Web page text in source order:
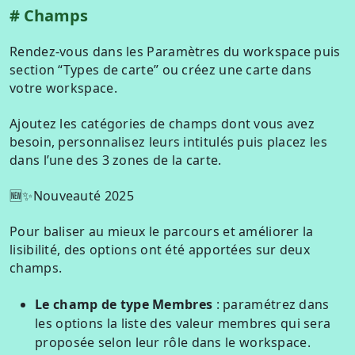
C hamps
Rendez-vous dans les Paramètres du workspace puis
section “Types de carte” ou créez une carte dans
votre workspace.
Ajoutez les catégories de champs dont vous avez
besoin, personnalisez leurs intitulés puis placez les
dans l’une des 3 zones de la carte.
🆕✨Nouveauté 2025
P our baliser au mieux le parcours et améliorer la
lisibilité, des options ont été apportées sur deux
champs.
Le champ de type Membres : paramétrez dans
les options la liste des valeur membres qui sera
proposée selon leur rôle dans le workspace.